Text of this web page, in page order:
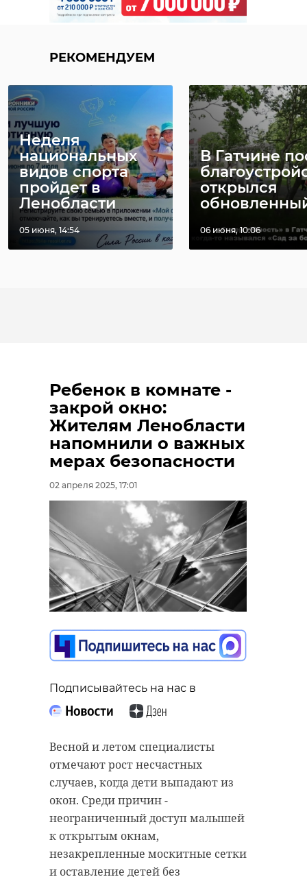
РЕКОМЕНДУЕМ
Неделя
национальных
видов спорта
пройдет в
Ленобласти
05 июня, 14:54
В Гатчине
открылся
06 июня, 10:06
Ребенок в комнате -
закрой окно:
Жителям Ленобласти
напомнили о важных
мерах безопасности
02 апреля 2025, 17:01
Подписывайтесь на нас в
Весной и летом специалисты
отмечают рост несчастных
случаев, когда дети выпадают из
окон. Среди причин -
неограниченный доступ малышей
к открытым окнам,
незакрепленные москитные сетки
и оставление детей без